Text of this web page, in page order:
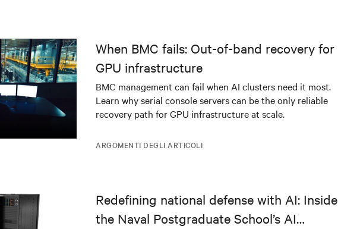
ARGOMENTI DEGLI ARTICOLI
When BMC fails: Out-of-band recovery for
GPU infrastructure
BMC management can fail when AI clusters need it most.
Learn why serial console servers can be the only reliable
recovery path for GPU infrastructure at scale.
Redefining national defense with AI: Inside
the Naval Postgraduate School’s AI